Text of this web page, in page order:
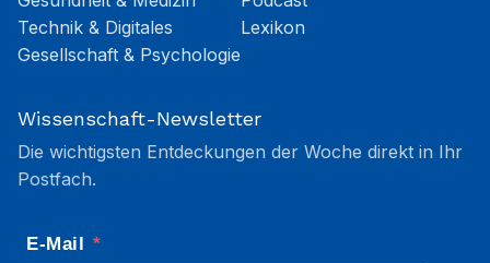
Technik & Digitales
Gesellschaft & Psychologie
Lexikon
Wissenschaft-Newsletter
Die wichtigsten Entdeckungen der Woche direkt in Ihr
Postfach.